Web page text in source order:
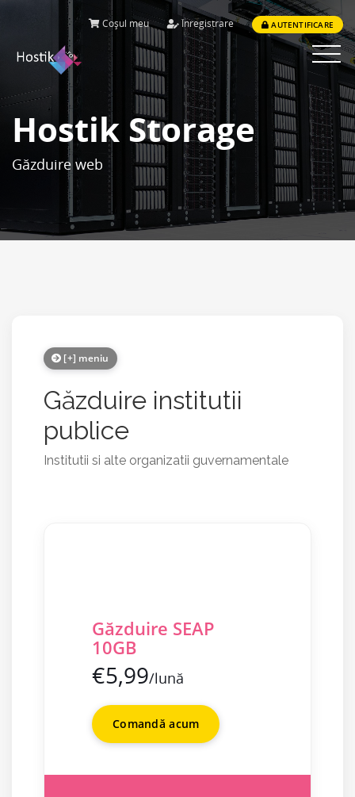
Coșul meu Înregistrare AUTENTIFICARE
Toggle
Hostik Storage
Găzduire web
[+] meniu
Găzduire institutii
publice
Institutii si alte organizatii guvernamentale
Găzduire SEAP
10GB
€5,99/lună
Comandă acum